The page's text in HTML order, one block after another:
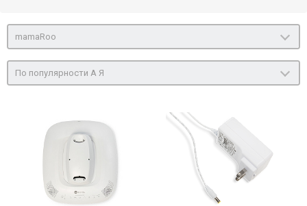
mamaRoo
По популярности А Я